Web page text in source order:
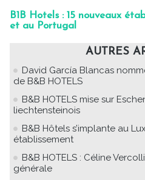
B1B Hotels : 15 nouveaux
et au Portugal
AUTRES
David García Blancas
de B&B HOTELS
B&B HOTELS mise sur
liechtensteinois
B&B Hôtels s’implante au
établissement
B&B HOTELS : Céline
générale